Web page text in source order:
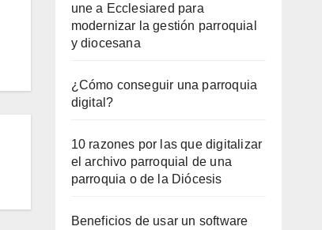
une a Ecclesiared para
modernizar la gestión parroquial
y diocesana
¿Cómo conseguir una parroquia
digital?
10 razones por las que digitalizar
el archivo parroquial de una
parroquia o de la Diócesis
Beneficios de usar un software